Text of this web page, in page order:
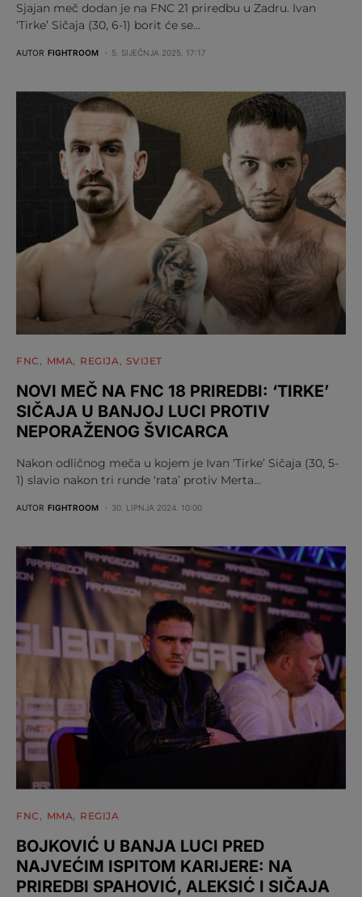
Sjajan meč dodan je na FNC 21 priredbu u Zadru. Ivan
‘Tirke’ Sičaja (30, 6-1) borit će se…
AUTOR FIGHTROOM 5. SIJEČNJA 2025. 17:17
FNC MMA REGIJA SVIJET
NOVI MEČ NA FNC 18 PRIREDBI: ‘TIRKE’
SIČAJA U BANJOJ LUCI PROTIV
NEPORAŽENOG ŠVICARCA
Nakon odličnog meča u kojem je Ivan ‘Tirke’ Sičaja (30, 5-
1) slavio nakon tri runde ‘rata’ protiv Merta…
AUTOR FIGHTROOM 30. LIPNJA 2024. 10:00
FNC MMA REGIJA
BOJKOVIĆ U BANJA LUCI PRED
NAJVEĆIM ISPITOM KARIJERE: NA
PRIREDBI SPAHOVIĆ, ALEKSIĆ I SIČAJA